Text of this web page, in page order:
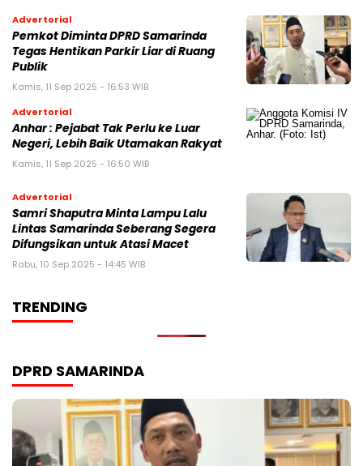
Advertorial
Pemkot Diminta DPRD Samarinda
Tegas Hentikan Parkir Liar di Ruang
Publik
Kamis, 11 Sep 2025 - 16:53 WIB
Advertorial
Anhar : Pejabat Tak Perlu ke Luar
Negeri, Lebih Baik Utamakan Rakyat
Kamis, 11 Sep 2025 - 16:50 WIB
Advertorial
Samri Shaputra Minta Lampu Lalu
Lintas Samarinda Seberang Segera
Difungsikan untuk Atasi Macet
Rabu, 10 Sep 2025 - 14:45 WIB
TRENDING
DPRD SAMARINDA